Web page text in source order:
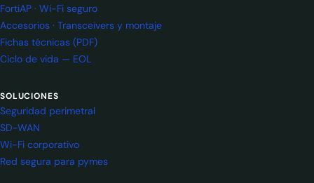
FortiAP · Wi-Fi seguro
Accesorios · Transceivers y montaje
Fichas técnicas (PDF)
Ciclo de vida — EOL
SOLUCIONES
Seguridad perimetral
SD-WAN
Wi-Fi corporativo
Red segura para pymes